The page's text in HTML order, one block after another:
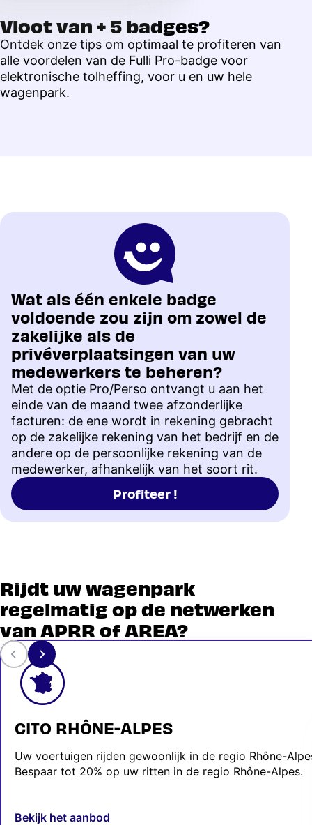
Vloot van + 5 badges?
Ontdek onze tips om optimaal te profiteren van
alle voordelen van de Fulli Pro-badge voor
elektronische tolheffing, voor u en uw hele
wagenpark.
Wat als één enkele badge
voldoende zou zijn om zowel de
zakelijke als de
privéverplaatsingen van uw
medewerkers te beheren?
Met de optie Pro/Perso ontvangt u aan het
einde van de maand twee afzonderlijke
facturen: de ene wordt in rekening gebracht
op de zakelijke rekening van het bedrijf en de
andere op de persoonlijke rekening van de
medewerker, afhankelijk van het soort rit.
Profiteer !
Rijdt uw wagenpark
regelmatig op de netwerken
van APRR of AREA?
CITO RHÔNE-ALPES
Uw voertuigen rijden gewoonlijk in de regio Rhône-
Bespaar tot 20% op uw ritten in de regio Rhône-Alpes.
Bekijk het aanbod